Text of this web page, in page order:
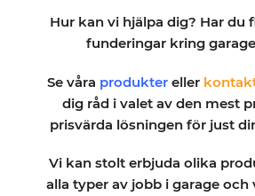
Hur kan vi hjälpa dig? Har du
funderingar kring
Se våra produktereller
dig råd i valet av den mest
prisvärda lösningen för just
Vi kan stolt erbjuda olika
alla typer av jobb i garage och